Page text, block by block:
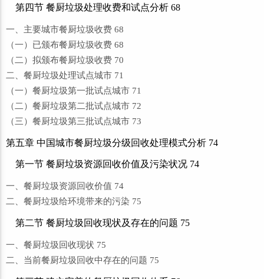
第四节 餐厨垃圾处理收费和试点分析 68
一、主要城市餐厨垃圾收费 68
（一）已颁布餐厨垃圾收费 68
（二）拟颁布餐厨垃圾收费 70
二、餐厨垃圾处理试点城市 71
（一）餐厨垃圾第一批试点城市 71
（二）餐厨垃圾第二批试点城市 72
（三）餐厨垃圾第三批试点城市 73
第五章 中国城市餐厨垃圾分级回收处理模式分析 74
第一节 餐厨垃圾资源回收价值及污染状况 74
一、餐厨垃圾资源回收价值 74
二、餐厨垃圾给环境带来的污染 75
第二节 餐厨垃圾回收现状及存在的问题 75
一、餐厨垃圾回收现状 75
二、当前餐厨垃圾回收中存在的问题 75